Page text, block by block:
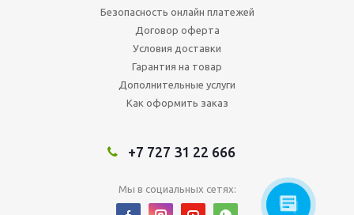
Безопасность онлайн платежей
Договор оферта
Условия доставки
Гарантия на товар
Дополнительные услуги
Как оформить заказ
+7 727 31 22 666
Мы в социальных сетях: